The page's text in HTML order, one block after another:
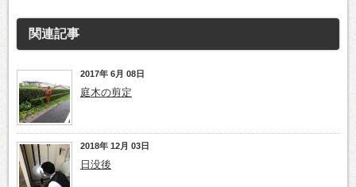
関連記事
2017年 6月 08日
庭木の剪定
2018年 12月 03日
日没後